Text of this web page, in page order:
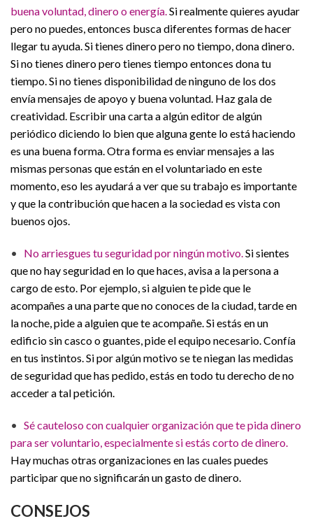
buena voluntad, dinero o energía.Si realmente quieres ayudar
pero no puedes, entonces busca diferentes formas de hacer
llegar tu ayuda. Si tienes dinero pero no tiempo, dona dinero.
Si no tienes dinero pero tienes tiempo entonces dona tu
tiempo. Si no tienes disponibilidad de ninguno de los dos
envía mensajes de apoyo y buena voluntad. Haz gala de
creatividad. Escribir una carta a algún editor de algún
periódico diciendo lo bien que alguna gente lo está haciendo
es una buena forma. Otra forma es enviar mensajes a las
mismas personas que están en el voluntariado en este
momento, eso les ayudará a ver que su trabajo es importante
y que la contribución que hacen a la sociedad es vista con
buenos ojos.
• No arriesgues tu seguridad por ningún motivo.Si sientes
que no hay seguridad en lo que haces, avisa a la persona a
cargo de esto. Por ejemplo, si alguien te pide que le
acompañes a una parte que no conoces de la ciudad, tarde en
la noche, pide a alguien que te acompañe. Si estás en un
edificio sin casco o guantes, pide el equipo necesario. Confía
en tus instintos. Si por algún motivo se te niegan las medidas
de seguridad que has pedido, estás en todo tu derecho de no
acceder a tal petición.
• Sé cauteloso con cualquier organización que te pida dinero
para ser voluntario, especialmente si estás corto de dinero.
Hay muchas otras organizaciones en las cuales puedes
participar que no significarán un gasto de dinero.
CONSEJOS